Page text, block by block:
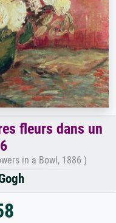
fleurs dans un
in a Bowl, 1886 )